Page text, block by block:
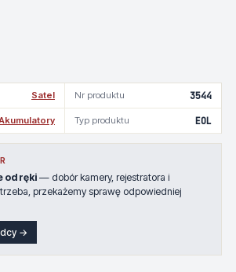
Satel Nr produktu 3544
Typ produktu EOL
od ręki— dobór kamery, rejestratora i
przekażemy sprawę odpowiedniej
→